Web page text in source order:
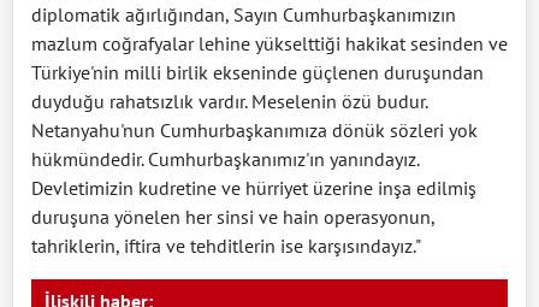
diplomatik ağırlığından, Sayın Cumhurbaşkanımızın
mazlum coğrafyalar lehine yükselttiği hakikat sesinden ve
Türkiye'nin milli birlik ekseninde güçlenen duruşundan
duyduğu rahatsızlık vardır. Meselenin özü budur.
Netanyahu'nun Cumhurbaşkanımıza dönük sözleri yok
hükmündedir. Cumhurbaşkanımız'ın yanındayız.
Devletimizin kudretine ve hürriyet üzerine inşa edilmiş
duruşuna yönelen her sinsi ve hain operasyonun,
tahriklerin, iftira ve tehditlerin ise karşısındayız."
İlişkili haber: